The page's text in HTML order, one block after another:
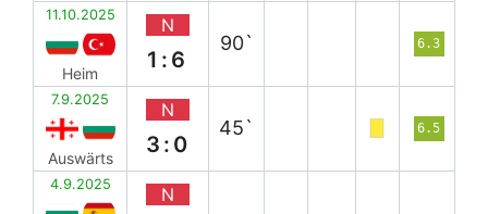
11.10.2025
Heim
N
1:6
90` 6.3
7.9.2025
Auswärts
N
3:0
45` 6.5
4.9.2025 N